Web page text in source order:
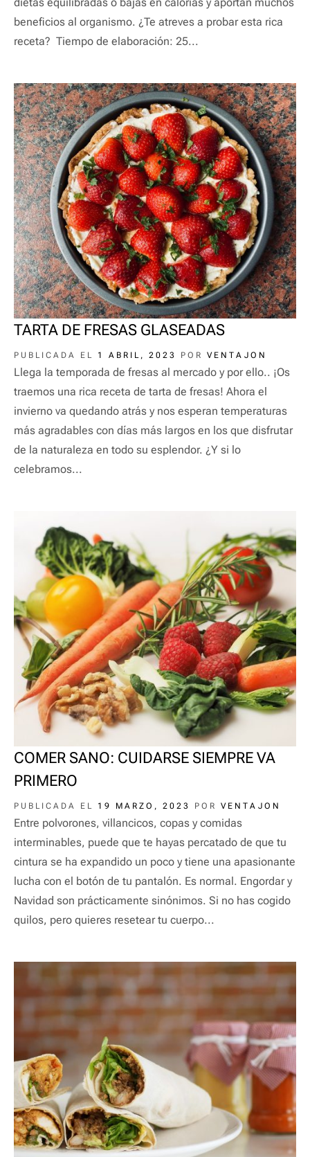
beneficios al organismo. ¿Te atreves a probar esta rica
receta? Tiempo de elaboración: 25...
TARTA DE FRESAS GLASEADAS
PUBLICADA EL 1 ABRIL, 2023 POR VENTAJON
Llega la temporada de fresas al mercado y por ello.. ¡Os
traemos una rica receta de tarta de fresas! Ahora el
invierno va quedando atrás y nos esperan temperaturas
más agradables con días más largos en los que disfrutar
de la naturaleza en todo su esplendor. ¿Y si lo
celebramos...
COMER SANO: CUIDARSE SIEMPRE VA
PRIMERO
PUBLICADA EL 19 MARZO, 2023 POR VENTAJON
Entre polvorones, villancicos, copas y comidas
interminables, puede que te hayas percatado de que tu
cintura se ha expandido un poco y tiene una apasionante
lucha con el botón de tu pantalón. Es normal. Engordar y
Navidad son prácticamente sinónimos. Si no has cogido
quilos, pero quieres resetear tu cuerpo...